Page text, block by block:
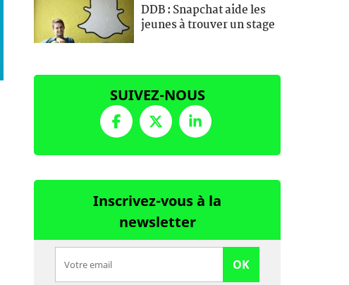
DDB : Snapchat aide les
jeunes à trouver un stage
SUIVEZ-NOUS
Inscrivez-vous à la
newsletter
OK